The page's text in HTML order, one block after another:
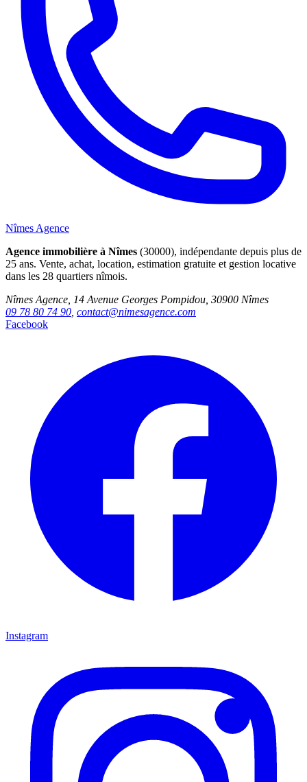
Nîmes Agence
Agence immobilière à Nîmes (30000), indépendante depuis plus de
25 ans. Vente, achat, location, estimation gratuite et gestion locative
dans les 28 quartiers nîmois.
Nîmes Agence, 14 Avenue Georges Pompidou, 30900 Nîmes
09 78 80 74 90 contact@nimesagence.com
Facebook
Instagram